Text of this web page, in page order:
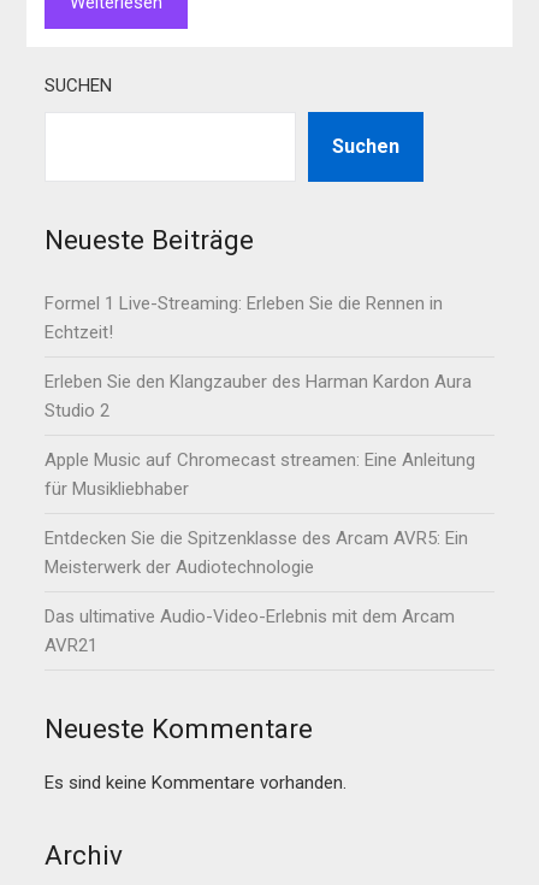
SUCHEN
Suchen
Neueste Beiträge
Formel 1 Live-Streaming: Erleben Sie die Rennen in
Echtzeit!
Erleben Sie den Klangzauber des Harman Kardon Aura
Studio 2
Apple Music auf Chromecast streamen: Eine Anleitung
für Musikliebhaber
Entdecken Sie die Spitzenklasse des Arcam AVR5: Ein
Meisterwerk der Audiotechnologie
Das ultimative Audio-Video-Erlebnis mit dem Arcam
AVR21
Neueste Kommentare
Es sind keine Kommentare vorhanden.
Archiv